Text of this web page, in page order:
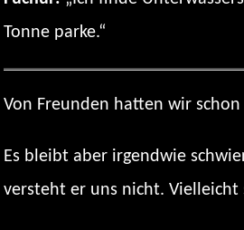
Tonne parke.“
Von Freunden hatten wir
Es bleibt aber irgendwie
versteht er uns nicht. Vielleicht